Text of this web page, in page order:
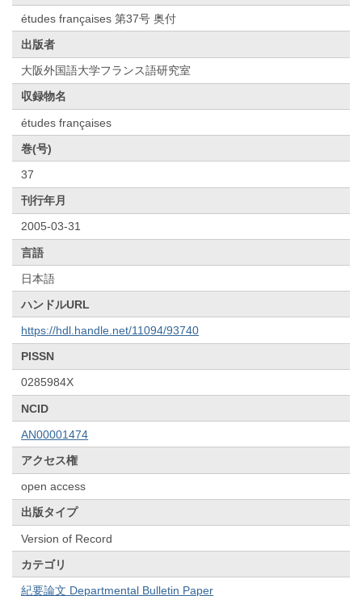
études françaises 第37号 奥付
出版者
大阪外国語大学フランス語研究室
収録物名
études françaises
巻(号)
37
刊行年月
2005-03-31
言語
日本語
ハンドルURL
https://hdl.handle.net/11094/93740
PISSN
0285984X
NCID
AN00001474
アクセス権
open access
出版タイプ
Version of Record
カテゴリ
紀要論文 Departmental Bulletin Paper